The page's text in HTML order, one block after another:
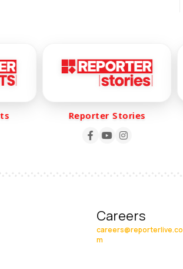
Reporter Stories
Careers
careers@reporterlive.co
m